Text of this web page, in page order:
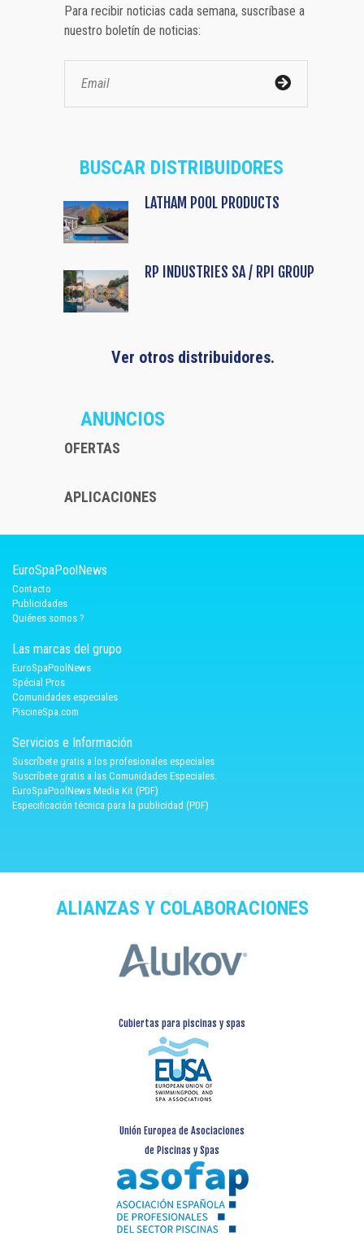
Para recibir noticias cada semana, suscríbase a
nuestro boletín de noticias:
BUSCAR DISTRIBUIDORES
LATHAM POOL PRODUCTS
RP INDUSTRIES SA / RPI GROUP
Ver otros distribuidores.
ANUNCIOS
OFERTAS
APLICACIONES
EuroSpaPoolNews
Contacto
Publicidades
Quiénes somos ?
Las marcas del grupo
EuroSpaPoolNews
Spécial Pros
Comunidades especiales
PiscineSpa.com
Servicios e Información
Suscríbete gratis a los profesionales especiales
Suscríbete gratis a las Comunidades Especiales.
EuroSpaPoolNews Media Kit (PDF)
Especificación técnica para la publicidad (PDF)
ALIANZAS Y COLABORACIONES
Cubiertas para piscinas y spas
Unión Europea de Asociaciones
de Piscinas y Spas